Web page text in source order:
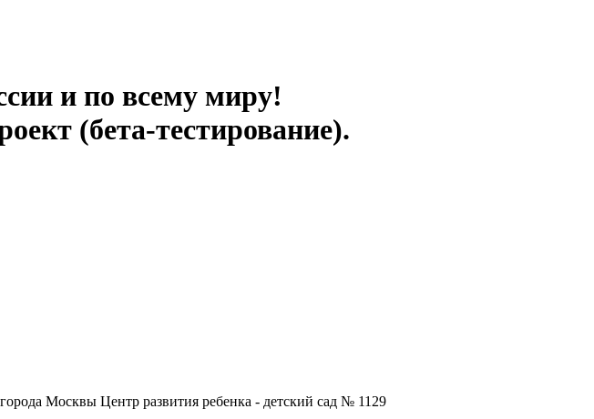
и по всему миру!
(бета-тестирование).
Москвы Центр развития ребенка - детский сад № 1129